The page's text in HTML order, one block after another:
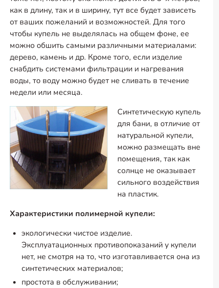
как в длину, так и в ширину, тут все будет зависеть
от ваших пожеланий и возможностей. Для того
чтобы купель не выделялась на общем фоне, ее
можно обшить самыми различными материалами:
дерево, камень и др. Кроме того, если изделие
снабдить системами фильтрации и нагревания
воды, то воду можно будет не сливать в течение
недели или месяца.
Синтетическую купель
для бани, в отличие от
натуральной купели,
можно размещать вне
помещения, так как
солнце не оказывает
сильного воздействия
на пластик.
Характеристики полимерной купели:
экологически чистое изделие.
Эксплуатационных противопоказаний у купели
нет, не смотря на то, что изготавливается она из
синтетических материалов;
простота в обслуживании;